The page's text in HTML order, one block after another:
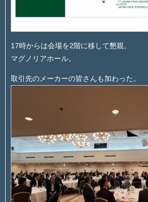
17時からは会場を2階に移して懇親。
マグノリアホール。
取引先のメーカーの皆さんも加わった。